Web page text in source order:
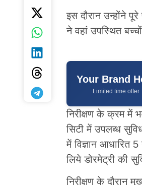
इस दौरान उन्होंने
ने वहां उपस्थित
Your Brand
Limited time offer
निरीक्षण के क्रम में
सिटी में उपलब्ध
में विज्ञान आधारित
लिये डोरमेट्री की
निरीक्षण के दौरान